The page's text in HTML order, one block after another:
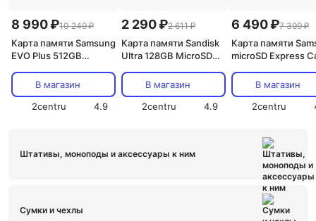
8 990 ₽10 249 ₽
Карта памяти Samsung
EVO Plus 512GB
10/UHS-I U3 (MB-
MC512SA)
В магазин
2centru
4.9
2 290 ₽2 611 ₽
Карта памяти Sandisk
Ultra 128GB MicroSDXC
(SDSQUNR-128G-
GN6MN)
В магазин
2centru
4.9
6 490 ₽7 399 ₽
Карта памяти
microSD Express
Switch 2В магазин
2centru
Штативы, моноподы и аксессуары к ним
Сумки и чехлы